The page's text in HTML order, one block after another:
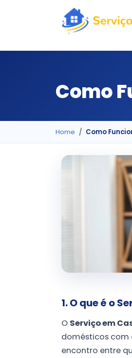
Como
Home Como
1. O que é o
O Serviço em
domésticos com
encontro entre